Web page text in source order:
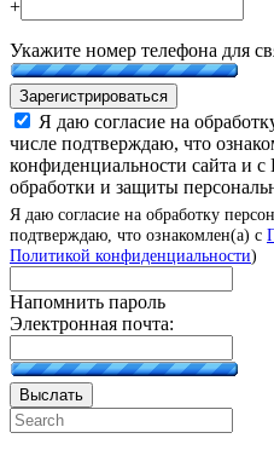
+
Укажите номер телефона для
Зарегистрироваться
Я даю согласие на
числе подтверждаю, что
конфиденциальности сайта и
обработки и защиты
Я даю согласие на обработку
подтверждаю, что ознакомлен(а) с
Политикой конфиденциальности)
Напомнить пароль
Электронная почта:
Выслать